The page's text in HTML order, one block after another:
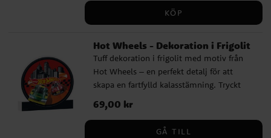
baktillbehör för att skapa det perfekta Hot
alternativt ett sugrör.
KÖP
Hot Wheels - Dekoration i Frigolit
Tuff dekoration i frigolit med motiv från
Hot Wheels – en perfekt detalj för att
skapa en fartfylld kalasstämning. Tryckt
bild på stadig frigolit gör den enkel att
placera på bord eller hylla. Kan lutas mot
en vägg eller annat stöd. Mått: 28,5 x 26,5
Pris :69,00 kr
69,00 kr
GÅ TILL